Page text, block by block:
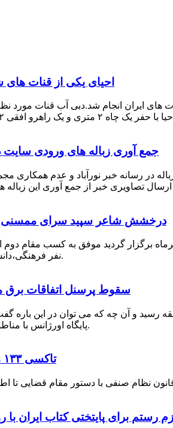
احیای یکی از قنات
جمع آوری زباله های ورودی
در رسانه خبر نورآباد و عدم همکاری
درخشش شاعر سپید سرای ممسنی
برگزار گردید موفق به کسب مقام
نفر فرهنگی،دانشجو و دانش آموز شد.
سقوط پرسنل اتفاقات برق
رسید و آن چه که می توان در این باره
پایگاه اورژانس با مناطق روستایی زیاد است.
تاکسی ۱۳۳ ممسنی پلمپ شد
رستم برای پایتختی کتاب ایران با